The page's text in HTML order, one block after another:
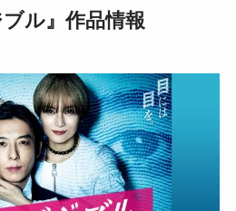
ル』作品情報